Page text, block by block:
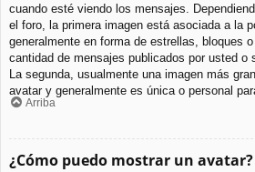
cuando esté viendo los mensajes.
el foro, la primera imagen está asociada a la
generalmente en forma de estrellas, bloques
cantidad de mensajes publicados por usted o
La segunda, usualmente una imagen más
avatar y generalmente es única o personal
Arriba
¿Cómo puedo mostrar un avatar?